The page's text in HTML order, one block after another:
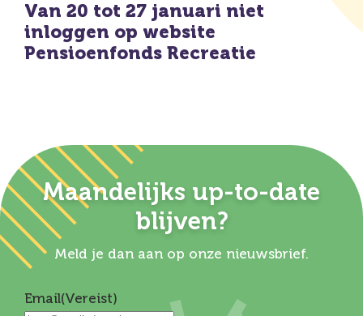
Van 20 tot 27 januari niet
inloggen op website
Pensioenfonds Recreatie
Maandelijks up-to-date
blijven?
Meld je dan aan op onze nieuwsbrief.
Email(Vereist)